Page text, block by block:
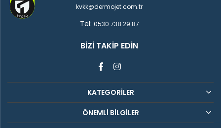
kvkk@dermojet.com.tr
Tel: 0530 738 29 87
BIZI TAKIP EDIN
KATEGORİLER
ÖNEMLİ BİLGİLER